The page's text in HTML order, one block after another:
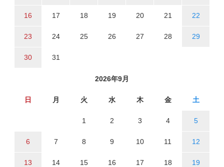
16 17 18 19 20 21 22
23 24 25 26 27 28 29
30 31
2026年9月
日 月 火 水 木 金 土
1 2 3 4 5
6 7 8 9 10 11 12
13 14 15 16 17 18 19